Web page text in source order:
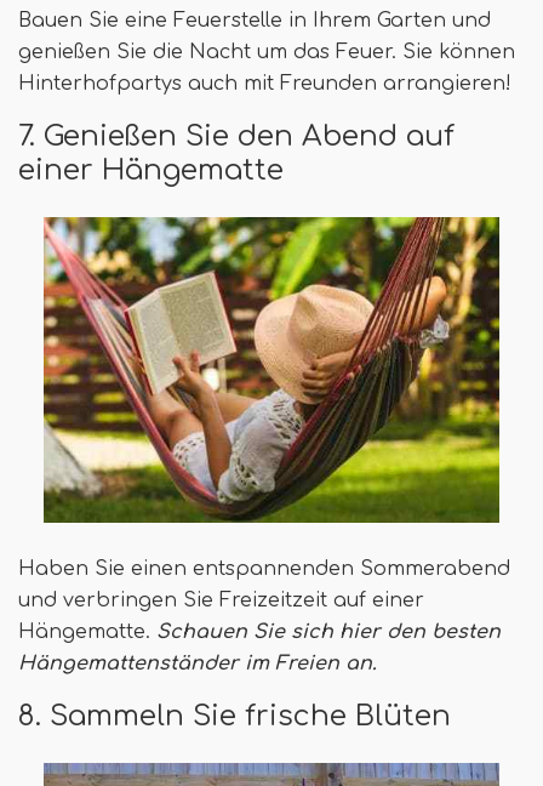
Bauen Sie eine Feuerstelle in Ihrem Garten und
genießen Sie die Nacht um das Feuer. Sie können
Hinterhofpartys auch mit Freunden arrangieren!
7. Genießen Sie den Abend auf
einer Hängematte
Haben Sie einen entspannenden Sommerabend
und verbringen Sie Freizeitzeit auf einer
Hängematte. Schauen Sie sich hier den besten
Hängemattenständer im Freien an.
8. Sammeln Sie frische Blüten